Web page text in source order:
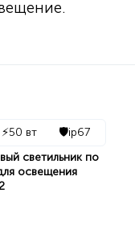
⚡50 вт 🛡️ip67
светильник по
освещения